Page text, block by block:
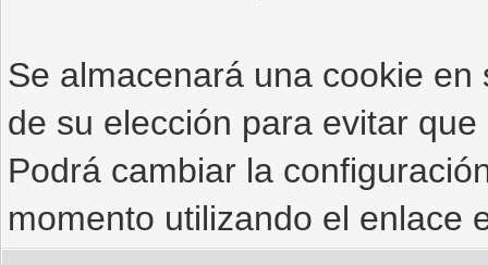
Se almacenará una cookie
de su elección para evitar
Podrá cambiar la
momento utilizando el enlace